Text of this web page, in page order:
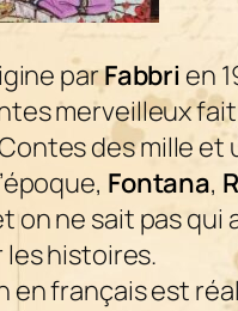
parFabbri en
merveilleuxfait
des mille et
Fontana,
on ne sait pas qui
histoires.
en français est